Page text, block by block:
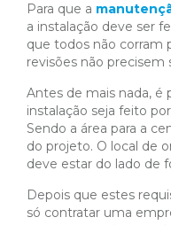
Para que a
a instalação deve ser
que todos não corram
revisões não precisem
Antes de mais nada, é
instalação seja feito
Sendo a área para a
do projeto. O local de
deve estar do lado de
Depois que estes
só contratar uma